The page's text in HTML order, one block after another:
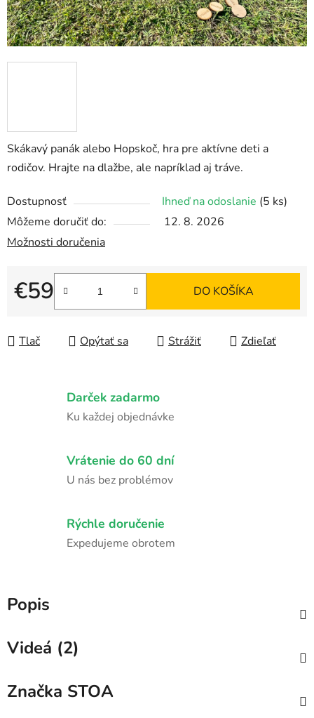
Skákavý panák alebo Hopskoč, hra pre aktívne deti a
rodičov. Hrajte na dlažbe, ale napríklad aj tráve.
Dostupnosť Ihneď na odoslanie (5 ks)
Môžeme doručiť do:
12. 8. 2026
Možnosti doručenia
€59
Jednotková cena:
DO KOŠÍKA
Tlač Opýtať sa Strážiť Zdieľať
Darček zadarmo
Ku každej objednávke
Vrátenie do 60 dní
U nás bez problémov
Rýchle doručenie
Expedujeme obrotem
Popis
Videá (2)
Značka STOA